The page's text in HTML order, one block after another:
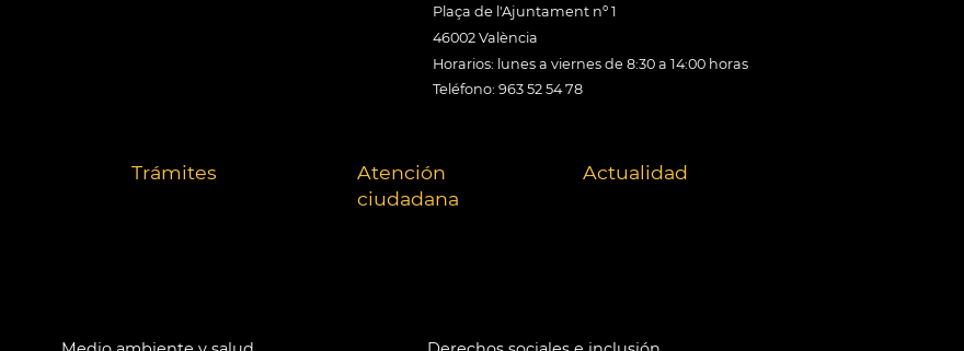
Plaça de l'Ajuntament nº 1
46002 València
Horarios: lunes a viernes de 8:30 a 14:00 horas
Teléfono: 963 52 54 78
Trámites
Atención
ciudadana
Actualidad